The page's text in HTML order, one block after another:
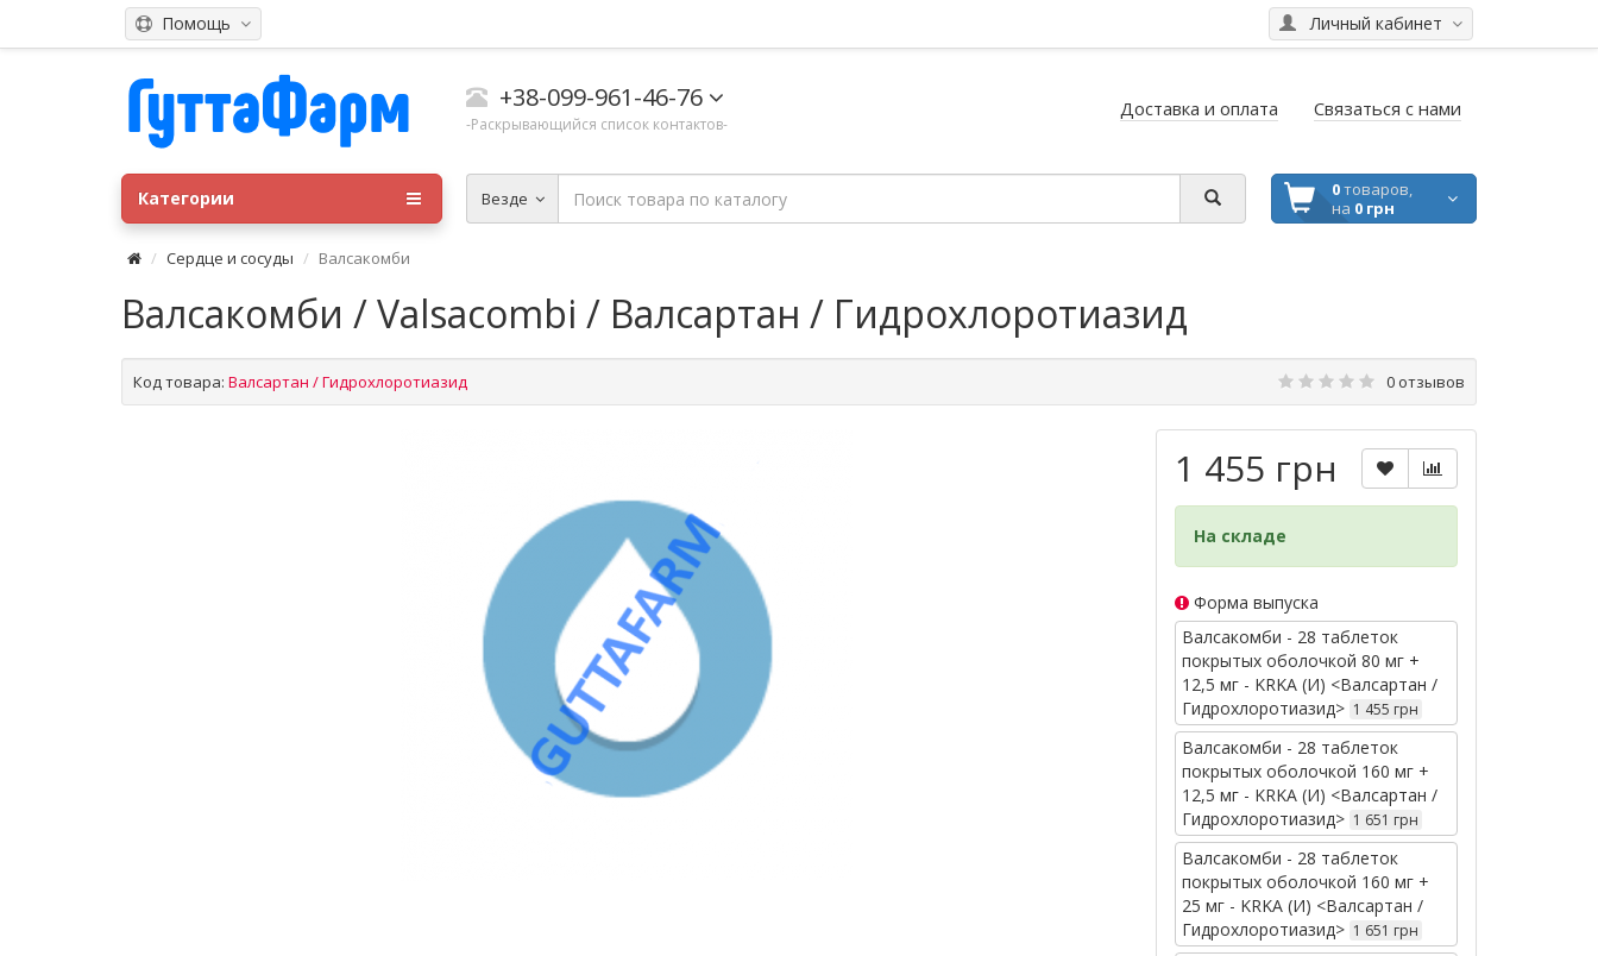
Личный кабинет
Помощь
+38-099-961-46-76
-Раскрывающийся список контактов-
Доставка и оплата Связаться с нами
Везде 0товаров,
на 0 грн
Категории
Сердце и сосуды Валсакомби
Валсакомби / Valsacombi / Валсартан / Гидрохлоротиазид
Код товара: Валсартан / Гидрохлоротиазид 0 отзывов
1 455 грн
На складе
Форма выпуска
Валсакомби - 28 таблеток
покрытых оболочкой 80 мг +
12,5 мг - KRKA (И) <Валсартан /
Гидрохлоротиазид> 1 455 грн
Валсакомби - 28 таблеток
покрытых оболочкой 160 мг +
12,5 мг - KRKA (И) <Валсартан /
Гидрохлоротиазид> 1 651 грн
Валсакомби - 28 таблеток
покрытых оболочкой 160 мг +
25 мг - KRKA (И) <Валсартан /
Гидрохлоротиазид> 1 651 грн